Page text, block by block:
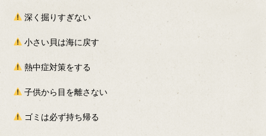
深く掘りすぎない
小さい貝は海に戻す
熱中症対策をする
子供から目を離さない
ゴミは必ず持ち帰る